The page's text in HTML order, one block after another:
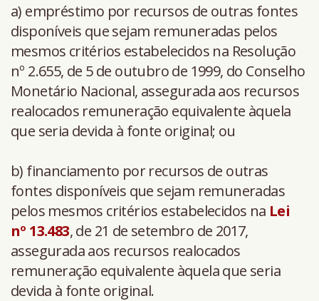
a) empréstimo por recursos de outras fontes
disponíveis que sejam remuneradas pelos
mesmos critérios estabelecidos na Resolução
nº 2.655, de 5 de outubro de 1999, do Conselho
Monetário Nacional, assegurada aos recursos
realocados remuneração equivalente àquela
que seria devida à fonte original; ou
b) financiamento por recursos de outras
fontes disponíveis que sejam remuneradas
pelos mesmos critérios estabelecidos na Lei
nº 13.483, de 21 de setembro de 2017,
assegurada aos recursos realocados
remuneração equivalente àquela que seria
devida à fonte original.